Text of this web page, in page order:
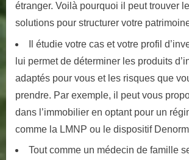
étranger. Voilà pourquoi il peut trouver
solutions pour structurer votre
Il étudie votre cas et votre profil
lui permet de déterminer les produits
adaptés pour vous et les risques que
prendre. Par exemple, il peut vous
dans l’immobilier en optant pour un
comme la LMNP ou le dispositif
Tout comme un médecin de famille